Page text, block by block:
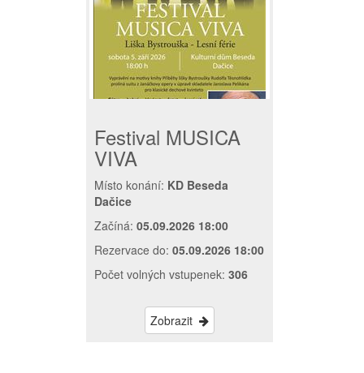
Festival MUSICA
VIVA
Místo konání: KD Beseda
Dačice
Začíná: 05.09.2026 18:00
Rezervace do: 05.09.2026 18:00
Počet volných vstupenek: 306
Zobrazit